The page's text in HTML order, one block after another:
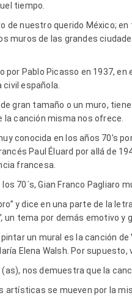
tiempo.
de nuestro querido México;
muros de las grandes
por Pablo Picasso en 1937,
española.
gran tamaño o un muro,
la canción misma nos ofrece.
conocida en los años 70’s
Paul Éluard por allá de
francesa.
70´s, Gian Franco Pagliaro
y dice en una parte de la
un tema por demás emotivo y
un mural es la canción de
Elena Walsh. Por
nos demuestra que la
artísticas se mueven por la